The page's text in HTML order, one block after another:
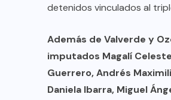
detenidos vinculados al
Además de Valverde y
imputados Magalí
Guerrero, Andrés
Daniela Ibarra, Miguel